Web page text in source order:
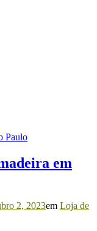
em
2, 2023em Loja de